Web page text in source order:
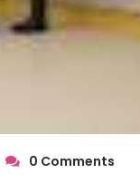
0 Comments